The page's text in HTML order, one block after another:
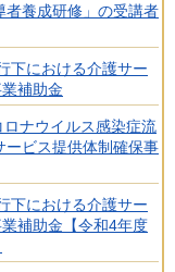
者養成研修」の受講者
下における介護サー
補助金
ロナウイルス感染症流
ービス提供体制確保事
下における介護サー
補助金【令和4年度